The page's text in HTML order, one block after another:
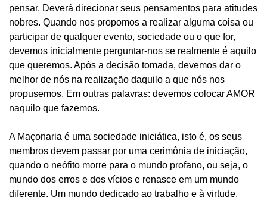
pensar. Deverá direcionar seus pensamentos para atitudes
nobres. Quando nos propomos a realizar alguma coisa ou
participar de qualquer evento, sociedade ou o que for,
devemos inicialmente perguntar-nos se realmente é aquilo
que queremos. Após a decisão tomada, devemos dar o
melhor de nós na realização daquilo a que nós nos
propusemos. Em outras palavras: devemos colocar AMOR
naquilo que fazemos.
A Maçonaria é uma sociedade iniciática, isto é, os seus
membros devem passar por uma cerimônia de iniciação,
quando o neófito morre para o mundo profano, ou seja, o
mundo dos erros e dos vícios e renasce em um mundo
diferente. Um mundo dedicado ao trabalho e à virtude.